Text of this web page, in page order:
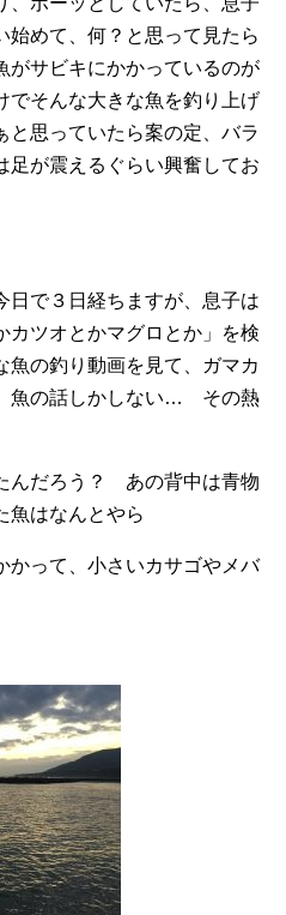
始めて、何？と思って見たら
がサビキにかかっているのが
でそんな大きな魚を釣り上げ
と思っていたら案の定、バラ
足が震えるぐらい興奮してお
日で３日経ちますが、息子は
ツオとかマグロとか」を検
魚の釣り動画を見て、ガマカ
魚の話しかしない… その熱
んだろう？ あの背中は青物
はなんとやら
って、小さいカサゴやメバ